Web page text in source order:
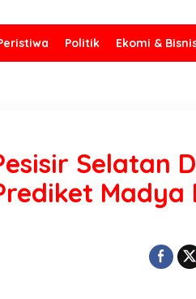
Politik Ekomi &
Selatan
Madya